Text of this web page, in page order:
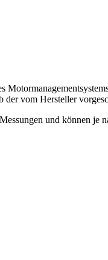
vom Hersteller
und können je